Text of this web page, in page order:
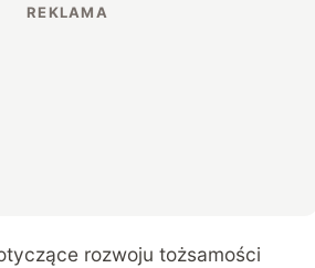
rozwoju tożsamości